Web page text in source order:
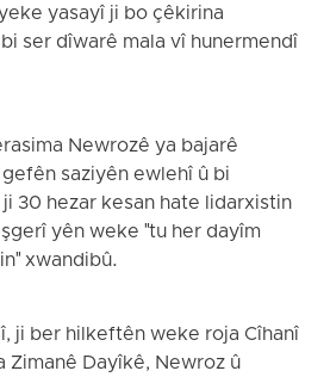
yasayî ji bo çêkirina
ser dîwarê mala vî hunermendî
Newrozê ya bajarê
saziyên ewlehî û bi
30 hezar kesan hate lidarxistin
yên weke "tu her dayîm
xwandibû.
ji ber hilkeftên weke roja Cîhanî
Zimanê Dayîkê, Newroz û